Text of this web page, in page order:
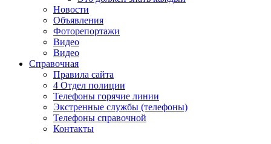
Новости
Объявления
Фоторепортажи
Видео
Видео
Справочная
Правила сайта
4 Отдел полиции
Телефоны горячие линии
Экстренные службы (телефоны)
Телефоны справочной
Контакты